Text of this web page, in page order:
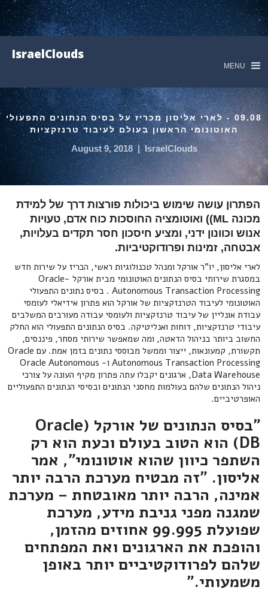
IsraelClouds
MENU
09.08 - לארי אליסון מכריז על בסיס הנתונים התפעולי
האוטונומי הראשון בעולם לעיבוד טרנזקציות
IsraelClouds
|
August 9, 2018
הפתרון עושה שימוש ביכולות פורצות דרך של למידת
מכונה ML)) ואוטומציה החוסכות כוח אדם, טעויות
אנוש וכוונון ידני, ומציע חיסכון חסר תקדים בעלויות,
אבטחה, זמינות ופרודוקטיביות.
לארי אליסון, יו"ר אורקל ומנהל טכנולוגיות ראשי, הכריז על שירות חדש
במסגרת שירותי בסיס הנתונים האוטונומי מבית אורקל -Oracle
Autonomous Transaction Processing . בסיס נתונים התפעולי
האוטונומי לעיבוד הטרנזקציות של אורקל הוא פתרון אידיאלי לעומסי
עבודת אונליין של עיבוד טרנזקציות ולעומסי עבודה מעורבים המשלבים
עיבודי טרנזקציות, דוחות ואנליטיקה. בסיס הנתונים התפעולי הוא החלק
החשוב ביותר בניהול הדאטה, ומה שמאפשר שירותי מסחר, פיננסים,
תקשורת, קמעונאות, ייצור וממשל מבוססי נתונים בזמן אמת. עם Oracle
Autonomous Transaction Processing ו- Oracle Autonomous
Data Warehouse, ארגונים יקבלו עתה פתרון מקיף העונה על צורכי
ניהול הנתונים שלהם בעולמות מחסני הנתונים ובסיסי הנתונים התפעוליים
האופרטיביים.
"בסיס הנתונים של אורקל (Oracle
DB) הוא הטוב בעולם וכעת הוא רק
השתפר כיוון שהוא אוטונומי", אמר
אליסון. "זה מבטיח מערכת הרבה יותר
אמינה, הרבה יותר מאובטחת – מערכת
שמגנה מפני גניבת מידע, מערכת
שפועלת 99.995 אחוזים מהזמן,
והופכת את הארגונים ואת המפתחים
שלהם לפרודוקטיביים יותר באופן
משמעותי."